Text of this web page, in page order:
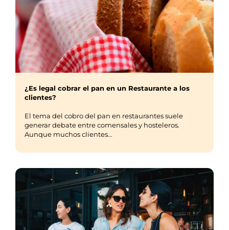
¿Es legal cobrar el pan en un Restaurante a los
clientes?
El tema del cobro del pan en restaurantes suele
generar debate entre comensales y hosteleros.
Aunque muchos clientes...